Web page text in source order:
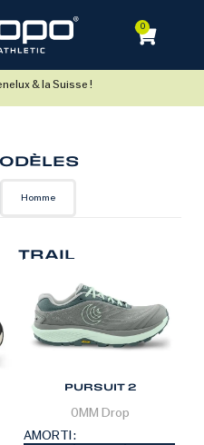
0
& la Suisse !
Homme
TRAIL
PURSUIT 2
0MM Drop
AMORTI :